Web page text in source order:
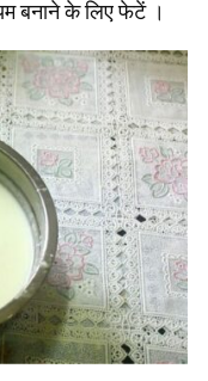
बनाने के लिए फेटें ।